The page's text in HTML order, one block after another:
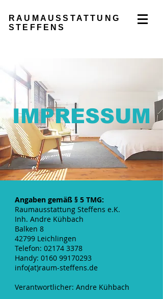
RAUMAUSSTATTUNG
STEFFENS
IMPRESSUM
Angaben gemäß § 5 TMG:
Raumausstattung Steffens e.K.
Inh. Andre Kühbach
Balken 8
42799 Leichlingen
Telefon: 02174 3378
Handy: 0160 99170293
info(at)raum-steffens.de
Verantwortlicher: Andre Kühbach